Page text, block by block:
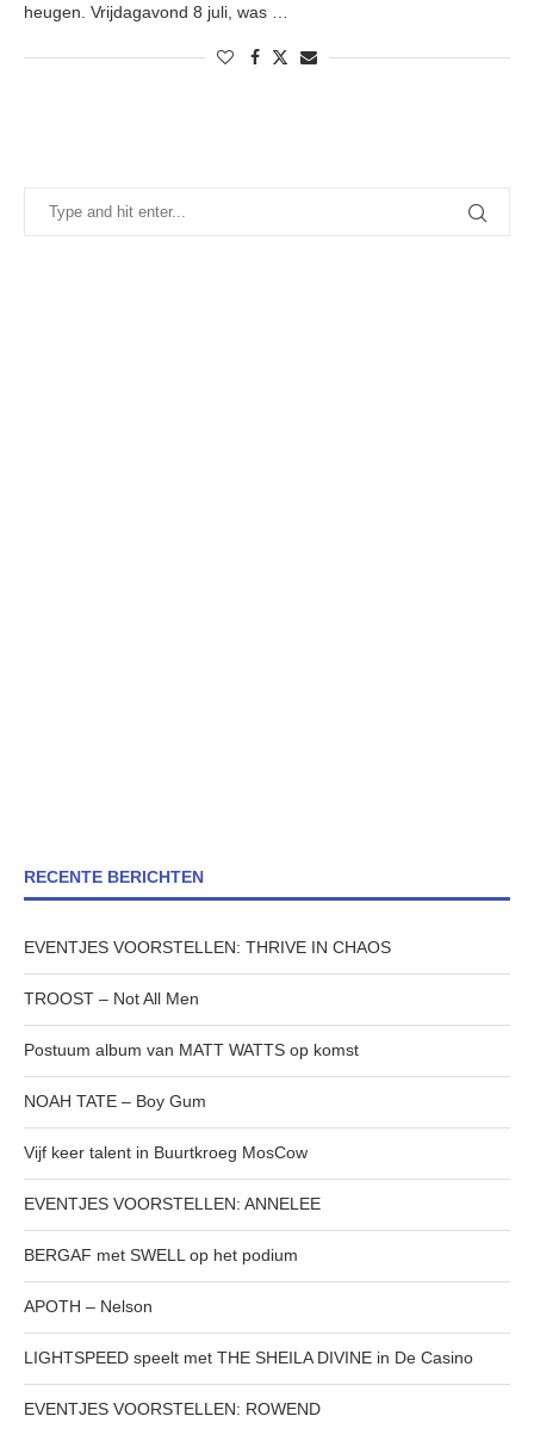
heugen. Vrijdagavond 8 juli, was …
RECENTE BERICHTEN
EVENTJES VOORSTELLEN: THRIVE IN CHAOS
TROOST – Not All Men
Postuum album van MATT WATTS op komst
NOAH TATE – Boy Gum
Vijf keer talent in Buurtkroeg MosCow
EVENTJES VOORSTELLEN: ANNELEE
BERGAF met SWELL op het podium
APOTH – Nelson
LIGHTSPEED speelt met THE SHEILA DIVINE in De Casino
EVENTJES VOORSTELLEN: ROWEND